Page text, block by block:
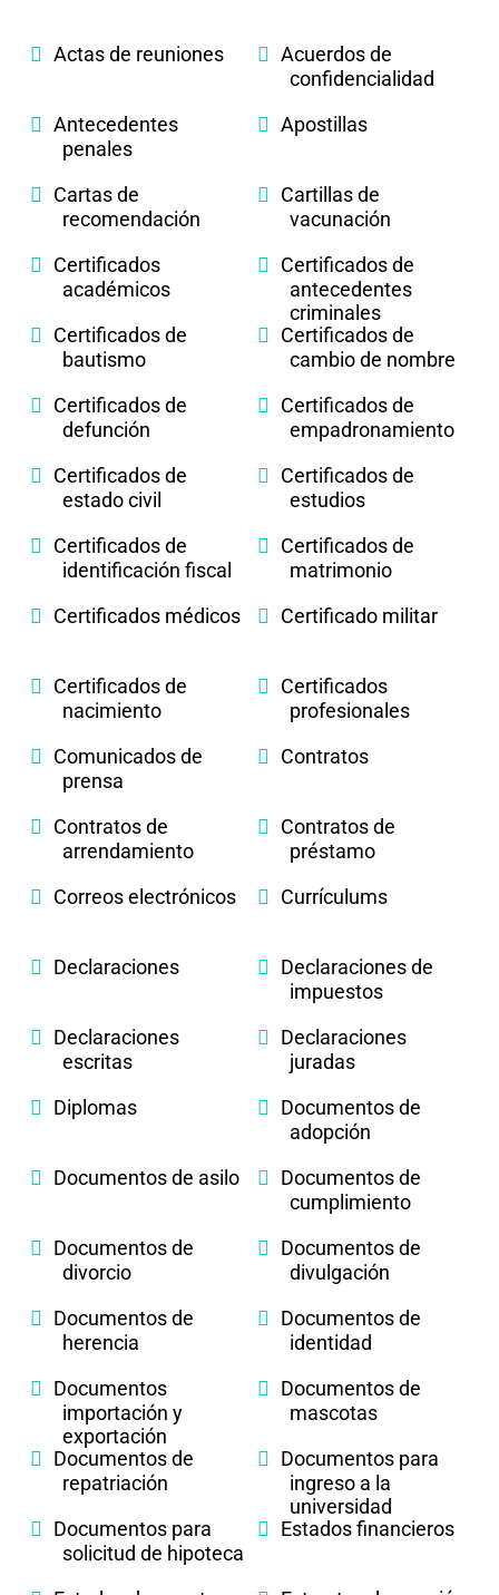
Actas de reuniones
Acuerdos de
confidencialidad
Antecedentes
penales
Apostillas
Cartas de
recomendación
Cartillas de
vacunación
Certificados
académicos
Certificados de
antecedentes
criminales
Certificados de
bautismo
Certificados de
cambio de nombre
Certificados de
defunción
Certificados de
empadronamiento
Certificados de
estado civil
Certificados de
estudios
Certificados de
identificación fiscal
Certificados de
matrimonio
Certificados médicos
Certificado militar
Certificados de
nacimiento
Certificados
profesionales
Comunicados de
prensa
Contratos
Contratos de
arrendamiento
Contratos de
préstamo
Correos electrónicos
Currículums
Declaraciones
Declaraciones de
impuestos
Declaraciones
escritas
Declaraciones
juradas
Diplomas
Documentos de
adopción
Documentos de asilo
Documentos de
cumplimiento
Documentos de
divorcio
Documentos de
divulgación
Documentos de
herencia
Documentos de
identidad
Documentos
importación y
exportación
Documentos de
mascotas
Documentos de
repatriación
Documentos para
ingreso a la
universidad
Documentos para
solicitud de hipoteca
Estados financieros